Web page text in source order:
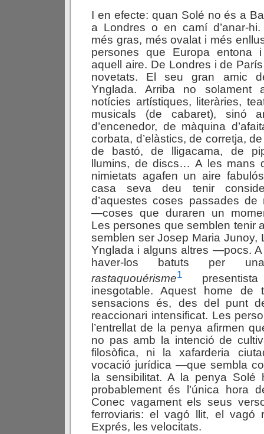
I en efecte: quan Solé no és a
a Londres o en camí d’anar-
més gras, més ovalat i més
persones que Europa entona
aquell aire. De Londres i de
novetats. El seu gran amic
Ynglada. Arriba no solament
notícies artístiques, literàries,
musicals (de cabaret), sinó
d’encenedor, de màquina
corbata, d’elàstics, de corretja,
de bastó, de lligacama, de
llumins, de discs… A les mans
nimietats agafen un aire
casa seva deu tenir
d’aquestescoses passades de
—coses que duraren un
Les persones que semblen tenir
semblen ser Josep Maria Junoy,
Ynglada i alguns altres —pocs. A
haver-los batuts per
rastaquouérisme1 presentista
inesgotable. Aquest home de
sensacions és, des del punt
reaccionari intensificat. Les
l’entrellat de la penya afirmen
no pas amb la intenció de
filosòfica, ni la xafarderia
vocació jurídica —que sembla
la sensibilitat. A la penya
probablement és l’única hora
Conec vagament els seus
ferroviaris: el vagó llit, el vagó
Exprés, les velocitats.